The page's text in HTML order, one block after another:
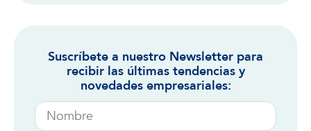
Suscríbete a nuestro Newsletter para
recibir las últimas tendencias y
novedades empresariales: